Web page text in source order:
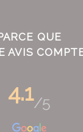
QUE
AVIS
4.1/5